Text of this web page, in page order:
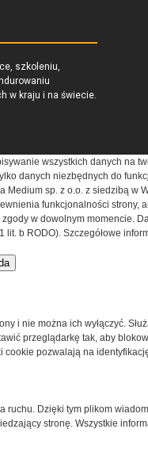
szkoleniu,
w kraju i na świecie.
z portalu
nr KRS:
146393437
Regulaminu.
wszystkich danych na
danych niezbędnych do
Medium sp. z o.o. z siedzibą w
funkcjonalności strony,
w dowolnym momencie.
lit. b RODO). Szczegółowe
i nie można ich wyłączyć.
przeglądarkę tak, aby
cookie pozwalają na
ruchu. Dzięki tym plikom
stronę. Wszystkie